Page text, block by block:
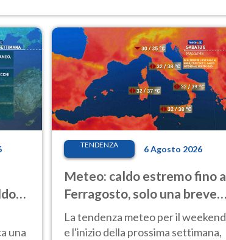
una
TENDENZA 6 Agosto 2026
Meteo: caldo estremo fino a
Ferragosto, solo una breve
pausa. Ecco dove
La tendenza meteo per il weekend
e l'inizio della prossima settimana,